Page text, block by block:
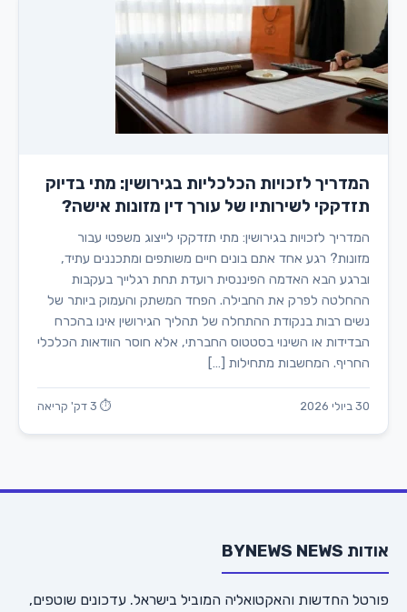
המדריך לזכויות הכלכליות בגירושין: מתי בדיוק
תזדקקי לשירותיו של עורך דין מזונות אישה?
המדריך לזכויות בגירושין: מתי תזדקקי לייצוג משפטי עבור
מזונות? רגע אחד אתם בונים חיים משותפים ומתכננים עתיד,
וברגע הבא האדמה הפיננסית רועדת תחת רגלייך בעקבות
ההחלטה לפרק את החבילה. הפחד המשתק והעמוק ביותר של
נשים רבות בנקודת ההתחלה של תהליך הגירושין אינו בהכרח
הבדידות או השינוי בסטטוס החברתי, אלא חוסר הוודאות הכלכלי
החריף. המחשבות מתחילות […]
30 ביולי 2026 ⏱ 3 דק' קריאה
אודות BYNEWS NEWS
פורטל החדשות והאקטואליה המוביל בישראל. עדכונים שוטפים,